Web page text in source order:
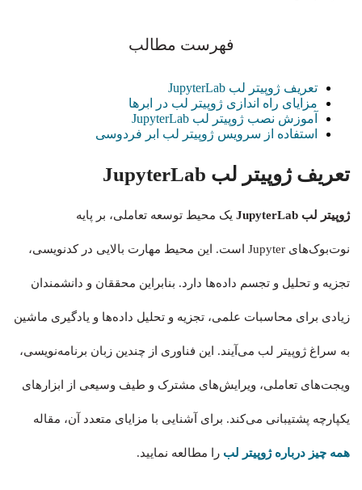
فهرست مطالب
تعریف ژوپیتر لب JupyterLab
مزایای راه اندازی ژوپیتر لب در ابرها
آموزش نصب ژوپیتر لب JupyterLab
استفاده از سرویس ژوپیتر لب ابر فردوسی
تعریف ژوپیتر لب JupyterLab
ژوپیتر لب JupyterLab یک محیط توسعه تعاملی‌، بر پایه
نوت‌بوک‌های Jupyter است. این محیط مهارت بالایی در کدنویسی،
تجزیه و تحلیل و تجسم داده‌ها دارد. بنابراین محققان و دانشمندان
زیادی برای محاسبات علمی، تجزیه و تحلیل داده‌ها و یادگیری ماشین
به سراغ ژوپیتر لب می‌آیند. این فناوری از چندین زبان برنامه‌نویسی،
ویجت‌های تعاملی، ویرایش‌های مشترک و طیف وسیعی از ابزارهای
یکپارچه پشتیبانی می‌کند. برای آشنایی با مزایای متعدد آن، مقاله
همه چیز درباره ژوپیتر لب را مطالعه نمایید.